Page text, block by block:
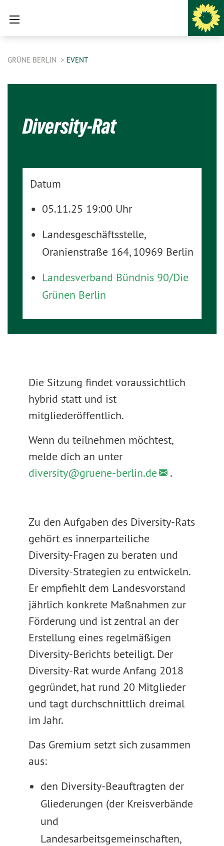
GRÜNE BERLIN EVENT
Diversity-Rat
Datum
05.11.25 19:00 Uhr
Landesgeschäftsstelle,
Oranienstraße 164, 10969 Berlin
Landesverband Bündnis 90/Die
Grünen Berlin
Die Sitzung findet voraussichtlich
hybrid statt und ist
mitgliederöffentlich.
Wenn du teilnehmen möchtest,
melde dich an unter
diversity@gruene-berlin.de .
Zu den Aufgaben des Diversity-Rats
gehört es innerparteiliche
Diversity-Fragen zu beraten und
Diversity-Strategien zu entwickeln.
Er empfiehlt dem Landesvorstand
jährlich konkrete Maßnahmen zur
Förderung und ist zentral an der
Erstellung eines regelmäßigen
Diversity-Berichts beteiligt. Der
Diversity-Rat wurde Anfang 2018
gegründet, hat rund 20 Mitglieder
und tagt durchschnittlich dreimal
im Jahr.
Das Gremium setzt sich zusammen
aus:
den Diversity-Beauftragten der
Gliederungen (der Kreisverbände
und
Landesarbeitsgemeinschaften,